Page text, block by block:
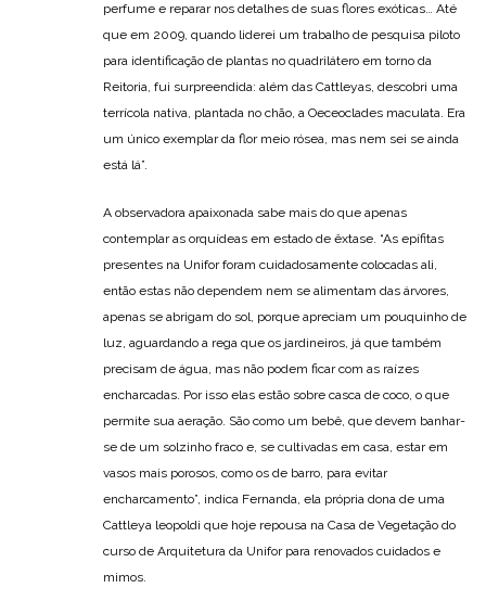
perfume e reparar nos detalhes de suas flores exóticas… Até
que em 2009, quando liderei um trabalho de pesquisa piloto
para identificação de plantas no quadrilátero em torno da
Reitoria, fui surpreendida: além das Cattleyas, descobri uma
terrícola nativa, plantada no chão, a Oeceoclades maculata. Era
um único exemplar da flor meio rósea, mas nem sei se ainda
está lá”.
A observadora apaixonada sabe mais do que apenas
contemplar as orquídeas em estado de êxtase. “As epífitas
presentes na Unifor foram cuidadosamente colocadas ali,
então estas não dependem nem se alimentam das árvores,
apenas se abrigam do sol, porque apreciam um pouquinho de
luz, aguardando a rega que os jardineiros, já que também
precisam de água, mas não podem ficar com as raízes
encharcadas. Por isso elas estão sobre casca de coco, o que
permite sua aeração. São como um bebê, que devem banhar-
se de um solzinho fraco e, se cultivadas em casa, estar em
vasos mais porosos, como os de barro, para evitar
encharcamento”, indica Fernanda, ela própria dona de uma
Cattleya leopoldi que hoje repousa na Casa de Vegetação do
curso de Arquitetura da Unifor para renovados cuidados e
mimos.